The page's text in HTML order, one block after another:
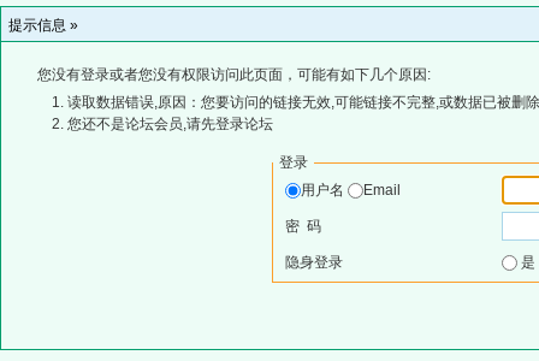
提示信息 »
您没有登录或者您没有权限访问此页面，可能有如下几个原因:
读取数据错误,原因：您要访问的链接无效,可能链接不完整,或数据已被删
您还不是论坛会员,请先登录论坛
登录
用户名
Email
密 码
隐身登录